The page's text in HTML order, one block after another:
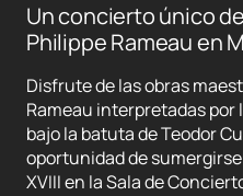
Un concierto único
Philippe Rameau en
Disfrute de las obras
Rameau interpretadas
bajo la batuta de Teodor
oportunidad de
XVIII en la Sala de